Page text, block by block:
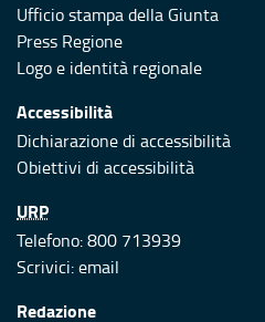
Ufficio stampa della Giunta
Press Regione
Logo e identità regionale
Accessibilità
Dichiarazione di accessibilità
Obiettivi di accessibilità
URP
Telefono: 800 713939
Scrivici:email
Redazione